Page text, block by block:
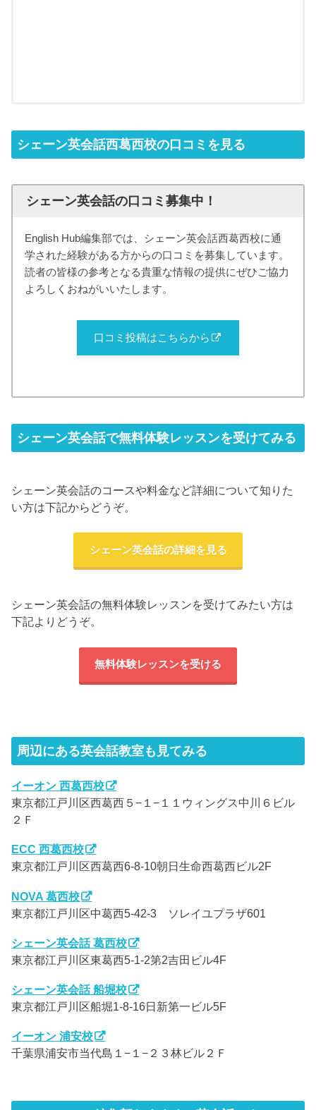
シェーン英会話西葛西校の口コミを見る
シェーン英会話の口コミ募集中！
English Hub編集部では、シェーン英会話西葛西校に通
学された経験がある方からの口コミを募集しています。
読者の皆様の参考となる貴重な情報の提供にぜひご協力
よろしくおねがいいたします。
口コミ投稿はこちらから
シェーン英会話で無料体験レッスンを受けてみる
シェーン英会話のコースや料金など詳細について知りた
い方は下記からどうぞ。
シェーン英会話の詳細を見る
シェーン英会話の無料体験レッスンを受けてみたい方は
下記よりどうぞ。
無料体験レッスンを受ける
周辺にある英会話教室も見てみる
イーオン 西葛西校
東京都江戸川区西葛西５−１−１１ウィングス中川６ビル
２Ｆ
ECC 西葛西校
東京都江戸川区西葛西6-8-10朝日生命西葛西ビル2F
NOVA 葛西校
東京都江戸川区中葛西5-42-3 ソレイユプラザ601
シェーン英会話 葛西校
東京都江戸川区東葛西5-1-2第2吉田ビル4F
シェーン英会話 船堀校
東京都江戸川区船堀1-8-16日新第一ビル5F
イーオン 浦安校
千葉県浦安市当代島１−１−２３林ビル２Ｆ